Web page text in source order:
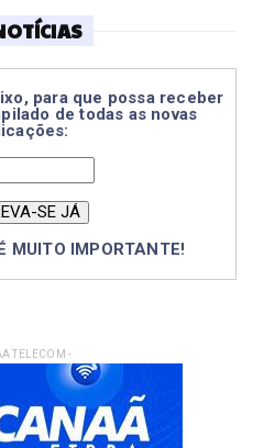
para que possa receber
de todas as novas
MUITO IMPORTANTE!
TELECOM -